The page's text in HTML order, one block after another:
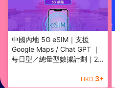
中國內地 5G eSIM｜支援
Google Maps / Chat GPT ｜
每日型／總量型數據計劃｜24
HKD 3+